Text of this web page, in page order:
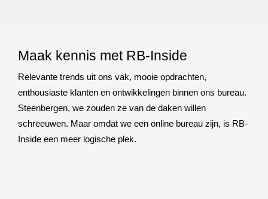
Maak kennis met RB-Inside
Relevante trends uit ons vak, mooie opdrachten,
enthousiaste klanten en ontwikkelingen binnen ons bureau.
Steenbergen, we zouden ze van de daken willen
schreeuwen. Maar omdat we een online bureau zijn, is RB-
Inside een meer logische plek.